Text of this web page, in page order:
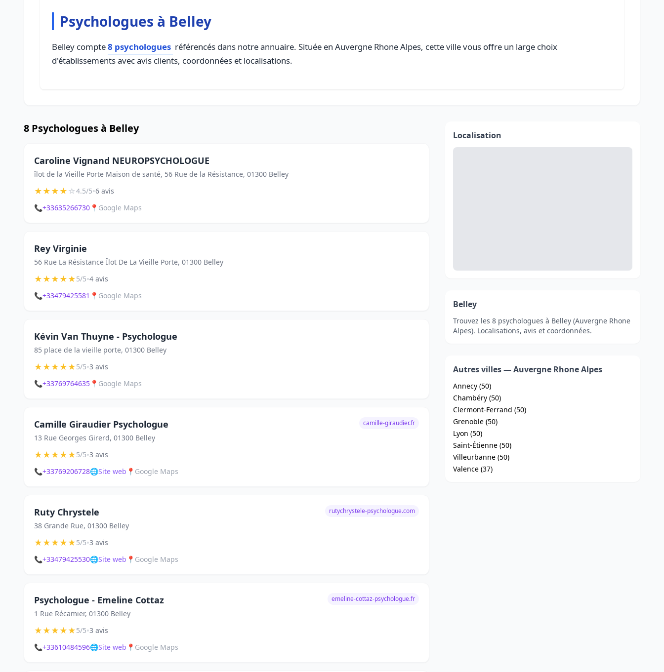
Psychologues à Belley
Belley compte8 psychologues référencés dans notre annuaire. Située en Auvergne Rhone Alpes, cette ville vous offre un large choix
d'établissements avec avis clients, coordonnées et localisations.
8 Psychologues à Belley
Caroline Vignand NEUROPSYCHOLOGUE
îlot de la Vieille Porte Maison de santé, 56 Rue de la Résistance, 01300 Belley
★★★★☆4.5/5•6 avis
📞+33635266730 📍 Google Maps
Rey Virginie
56 Rue La Résistance Îlot De La Vieille Porte, 01300 Belley
★★★★★5/5•4 avis
📞+33479425581 📍 Google Maps
Kévin Van Thuyne - Psychologue
85 place de la vieille porte, 01300 Belley
★★★★★5/5•3 avis
📞+33769764635 📍 Google Maps
Camille Giraudier Psychologue
13 Rue Georges Girerd, 01300 Belley
camille-giraudier.fr
★★★★★5/5•3 avis
📞+33769206728🌐Site web 📍 Google Maps
Ruty Chrystele
38 Grande Rue, 01300 Belley
rutychrystele-psychologue.com
★★★★★5/5•3 avis
📞+33479425530🌐Site web 📍 Google Maps
Psychologue - Emeline Cottaz
1 Rue Récamier, 01300 Belley
emeline-cottaz-psychologue.fr
★★★★★5/5•3 avis
📞+33610484596🌐Site web 📍 Google Maps
Localisation
Belley
Trouvez les 8 psychologues à Belley (Auvergne Rhone
Alpes). Localisations, avis et coordonnées.
Autres villes — Auvergne Rhone Alpes
Annecy (50)
Chambéry (50)
Clermont-Ferrand (50)
Grenoble (50)
Lyon (50)
Saint-Étienne (50)
Villeurbanne (50)
Valence (37)